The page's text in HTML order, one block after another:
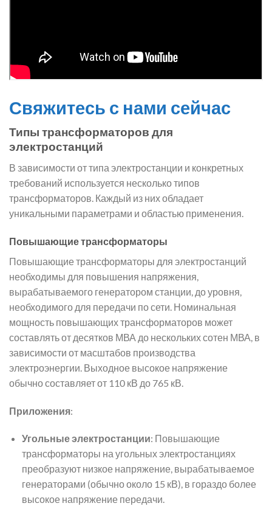
Свяжитесь с нами сейчас
Типы трансформаторов для
электростанций
В зависимости от типа электростанции и конкретных
требований используется несколько типов
трансформаторов. Каждый из них обладает
уникальными параметрами и областью применения.
Повышающие трансформаторы
Повышающие трансформаторы для электростанций
необходимы для повышения напряжения,
вырабатываемого генератором станции, до уровня,
необходимого для передачи по сети. Номинальная
мощность повышающих трансформаторов может
составлять от десятков МВА до нескольких сотен МВА, в
зависимости от масштабов производства
электроэнергии. Выходное высокое напряжение
обычно составляет от 110 кВ до 765 кВ.
Приложения:
Угольные электростанции: Повышающие
трансформаторы на угольных электростанциях
преобразуют низкое напряжение, вырабатываемое
генераторами (обычно около 15 кВ), в гораздо более
высокое напряжение передачи.